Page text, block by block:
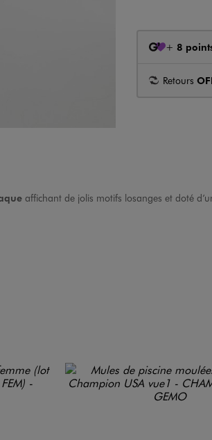
+ 8
Retours
affichant de jolis motifs losanges et doté